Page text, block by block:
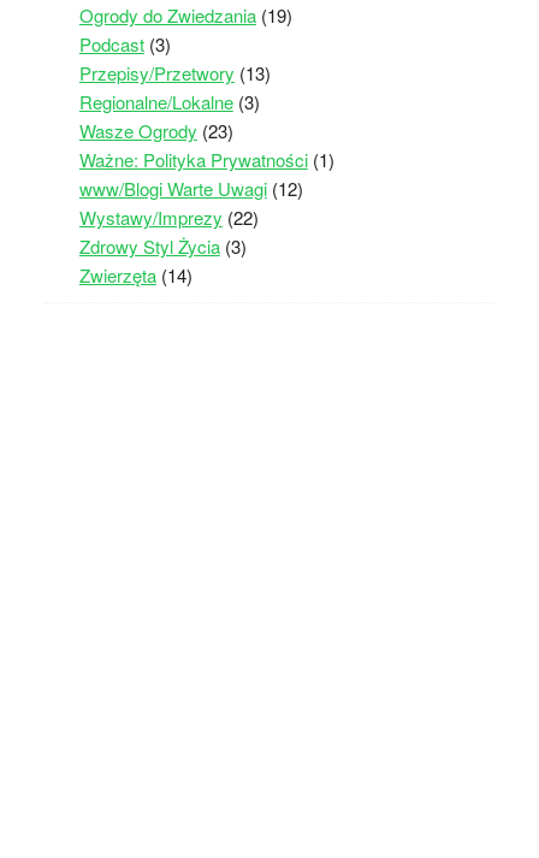
Ogrody do Zwiedzania(19)
Podcast(3)
Przepisy/Przetwory (13)
Regionalne/Lokalne(3)
Wasze Ogrody (23)
Ważne: Polityka Prywatności(1)
www/Blogi Warte Uwagi(12)
Wystawy/Imprezy (22)
Zdrowy Styl Życia(3)
Zwierzęta(14)